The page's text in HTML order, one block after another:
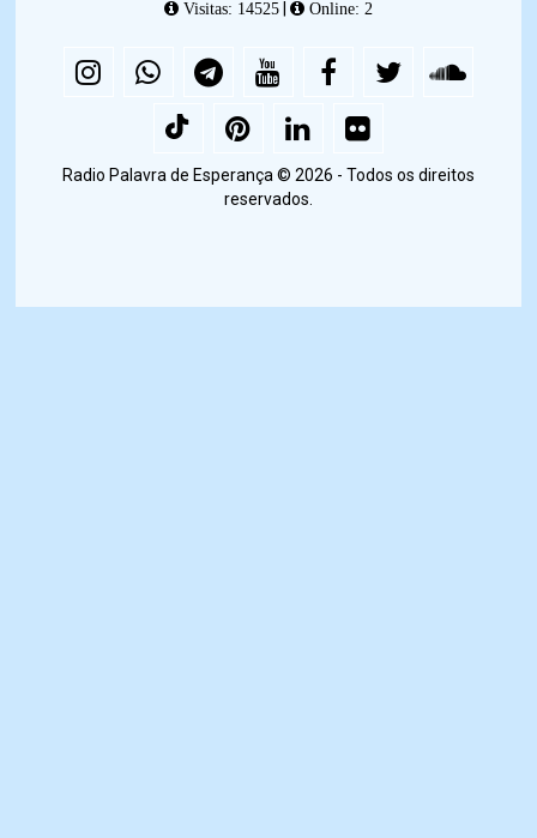
Visitas: 14525| Online: 2
Radio Palavra de Esperança © 2026 - Todos os direitos
reservados.